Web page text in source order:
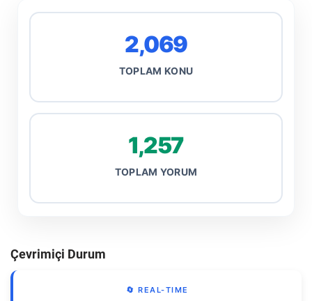
2,069
TOPLAM KONU
1,257
TOPLAM YORUM
Çevrimiçi Durum
🔄 REAL-TIME